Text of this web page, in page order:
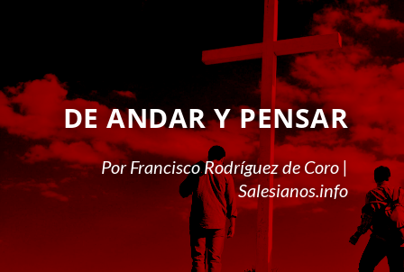
DE ANDAR Y PENSAR
Por Francisco Rodríguez de Coro |
Salesianos.info